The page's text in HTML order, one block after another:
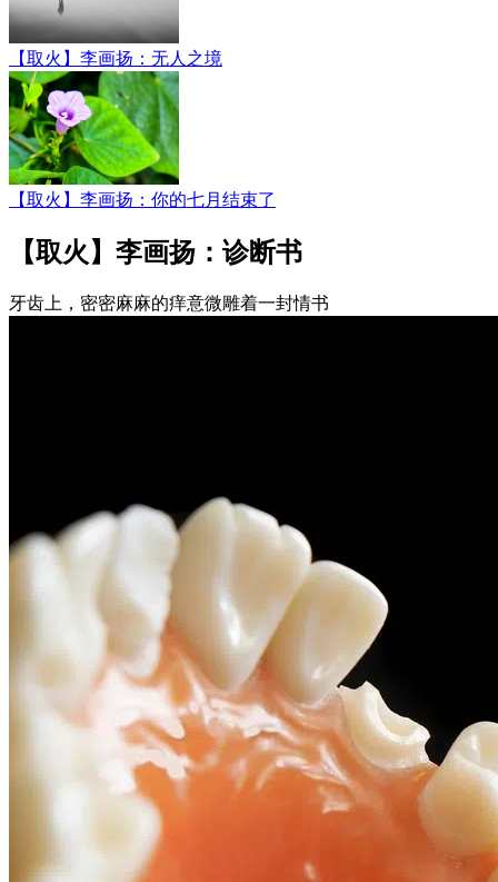
【取火】李画扬：无人之境
【取火】李画扬：你的七月结束了
【取火】李画扬：诊断书
牙齿上，密密麻麻的痒意微雕着一封情书